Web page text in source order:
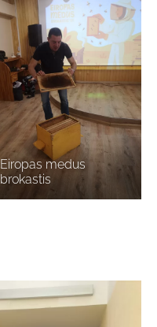
Eiropas medus
brokastis